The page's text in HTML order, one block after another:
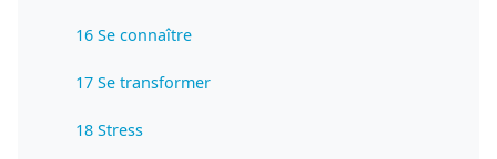
16 Se connaître
17 Se transformer
18 Stress